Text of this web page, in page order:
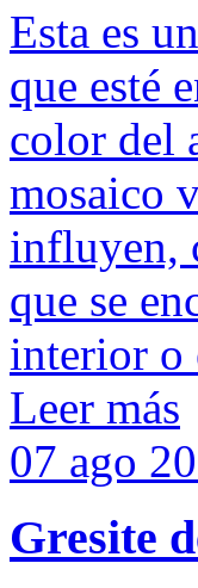
Esta es
que esté
color del
mosaico
influyen,
que se
interior o
Leer más
07 ago
Gresite